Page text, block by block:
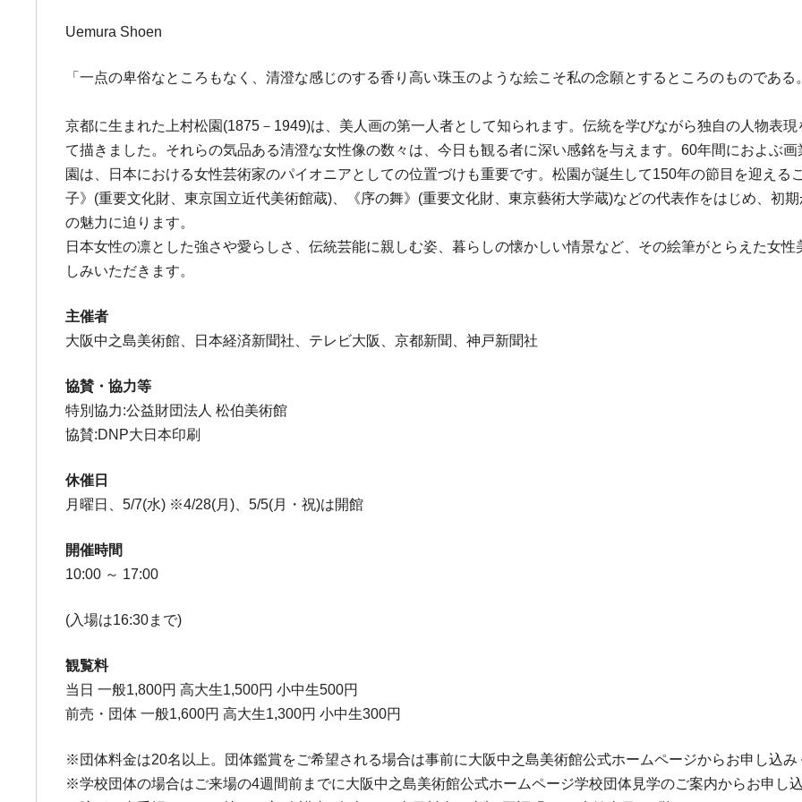
Uemura Shoen
「一点の卑俗なところもなく、清澄な感じのする香り高い珠玉のような絵こそ私の念願とするところのものであ
京都に生まれた上村松園(1875－1949)は、美人画の第一人者として知られます。伝統を学びながら独自の人物表
て描きました。それらの気品ある清澄な女性像の数々は、今日も観る者に深い感銘を与えます。60年間におよぶ
園は、日本における女性芸術家のパイオニアとしての位置づけも重要です。松園が誕生して150年の節目を迎え
子》(重要文化財、東京国立近代美術館蔵)、《序の舞》(重要文化財、東京藝術大学蔵)などの代表作をはじめ、初
の魅力に迫ります。
日本女性の凛とした強さや愛らしさ、伝統芸能に親しむ姿、暮らしの懐かしい情景など、その絵筆がとらえた女
しみいただきます。
主催者
大阪中之島美術館、日本経済新聞社、テレビ大阪、京都新聞、神戸新聞社
協賛・協力等
特別協力:公益財団法人 松伯美術館
協賛:DNP大日本印刷
休催日
月曜日、5/7(水) ※4/28(月)、5/5(月・祝)は開館
開催時間
10:00 ～ 17:00
(入場は16:30まで)
観覧料
当日 一般1,800円 高大生1,500円 小中生500円
前売・団体 一般1,600円 高大生1,300円 小中生300円
※団体料金は20名以上。団体鑑賞をご希望される場合は事前に大阪中之島美術館公式ホームページからお申し込み
※学校団体の場合はご来場の4週間前までに大阪中之島美術館公式ホームページ学校団体見学のご案内からお申し込